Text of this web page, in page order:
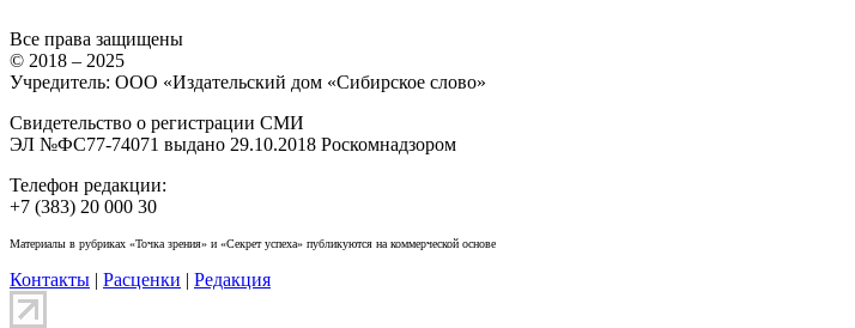
Все права защищены
© 2018 – 2025
Учредитель: ООО «Издательский дом «Сибирское слово»
Свидетельство о регистрации СМИ
ЭЛ №ФС77-74071 выдано 29.10.2018 Роскомнадзором
Телефон редакции:
+7 (383) 20 000 30
Материалы в рубриках «Точка зрения» и «Секрет успеха» публикуются на коммерческой основе
Контакты | Расценки | Редакция